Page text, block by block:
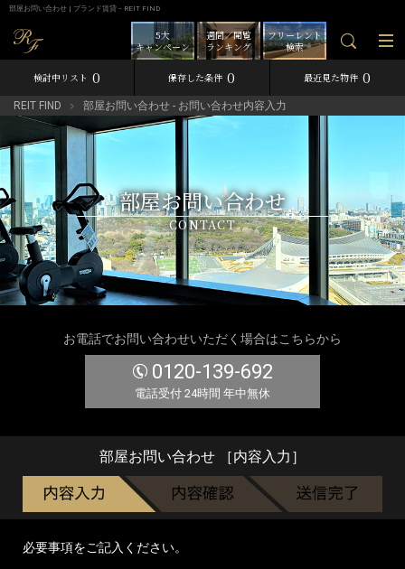
部屋お問い合わせ | ブランド賃貸－REIT FIND
フリーレント
検索
週間／閲覧
ランキング
5大
キャンペーン
検討中リスト 0 保存した条件 0 最近見た物件 0
REIT FIND 部屋お問い合わせ - お問い合わせ内容入力
部屋お問い合わせ
CONTACT
お電話でお問い合わせいただく場合はこちらから
0120-139-692
電話受付 24時間 年中無休
部屋お問い合わせ ［内容入力］
必要事項をご記入ください。